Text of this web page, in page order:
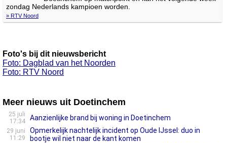
zondag Nederlands kampioen worden.
» RTV Noord
Foto's bij dit nieuwsbericht
Foto: Dagblad van het Noorden
Foto: RTV Noord
Meer nieuws uit Doetinchem
25 juli
17:34
Aanzienlijke brand bij woning in Doetinchem
29 juni
11:29
Opmerkelijk nachtelijk incident op Oude IJssel: duo in
bootje wil niet naar de kant komen